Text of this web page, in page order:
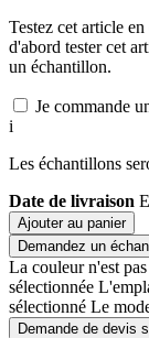
Testez cet article
d'abord tester cet
un échantillon.
Je commande
i
Les échantillons
Date de livraison
Ajouter au panier
Demandez un
La couleur n'est
sélectionnée
sélectionné Le
Demande de devis